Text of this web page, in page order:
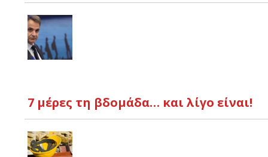
7 μέρες τη βδομάδα… και λίγο είναι!